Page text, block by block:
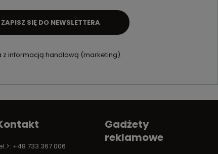
informacją handlową (marketing).
ZAPISZ SIĘ DO NEWSLETTERA
+48 733 367 006
Gadżety
reklamowe